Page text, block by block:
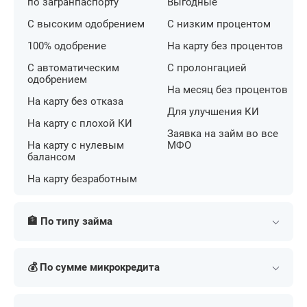
С высоким одобрением
100% одобрение
С автоматическим
одобрением
На карту без отказа
На карту с плохой КИ
На карту с нулевым
балансом
На карту безработным
С низким процентом
На карту без процентов
С пролонгацией
На месяц без процентов
Для улучшения КИ
Заявка на займ во все
МФО
🏦 По типу займа
Наличными
💰 По сумме микрокредита